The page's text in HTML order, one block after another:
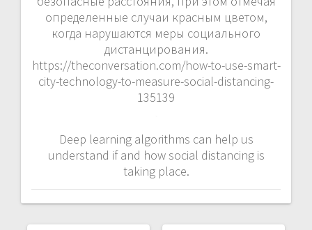
определенные случаи красным цветом,
когда нарушаются меры социального
дистанцирования.
https://theconversation.com/how-to-use-smart-
city-technology-to-measure-social-distancing-
135139
Deep learning algorithms can help us
understand if and how social distancing is
taking place.